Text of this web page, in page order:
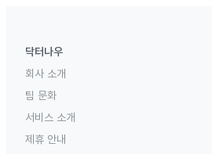
닥터나우
회사 소개
팀 문화
서비스 소개
제휴 안내